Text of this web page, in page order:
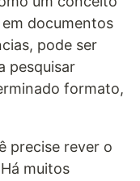
documentos
pode ser
pesquisar
formato,
precise rever o
muitos